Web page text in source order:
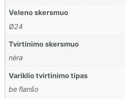
Veleno skersmuo
Ø24
Tvirtinimo skersmuo
nėra
Variklio tvirtinimo tipas
be flanšo